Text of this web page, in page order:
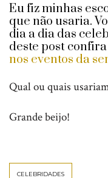
Eu fiz minhas
que não usaria.
dia a dia das
deste post
nos eventos da
Qual ou quais
Grande beijo!
CELEBRIDADES